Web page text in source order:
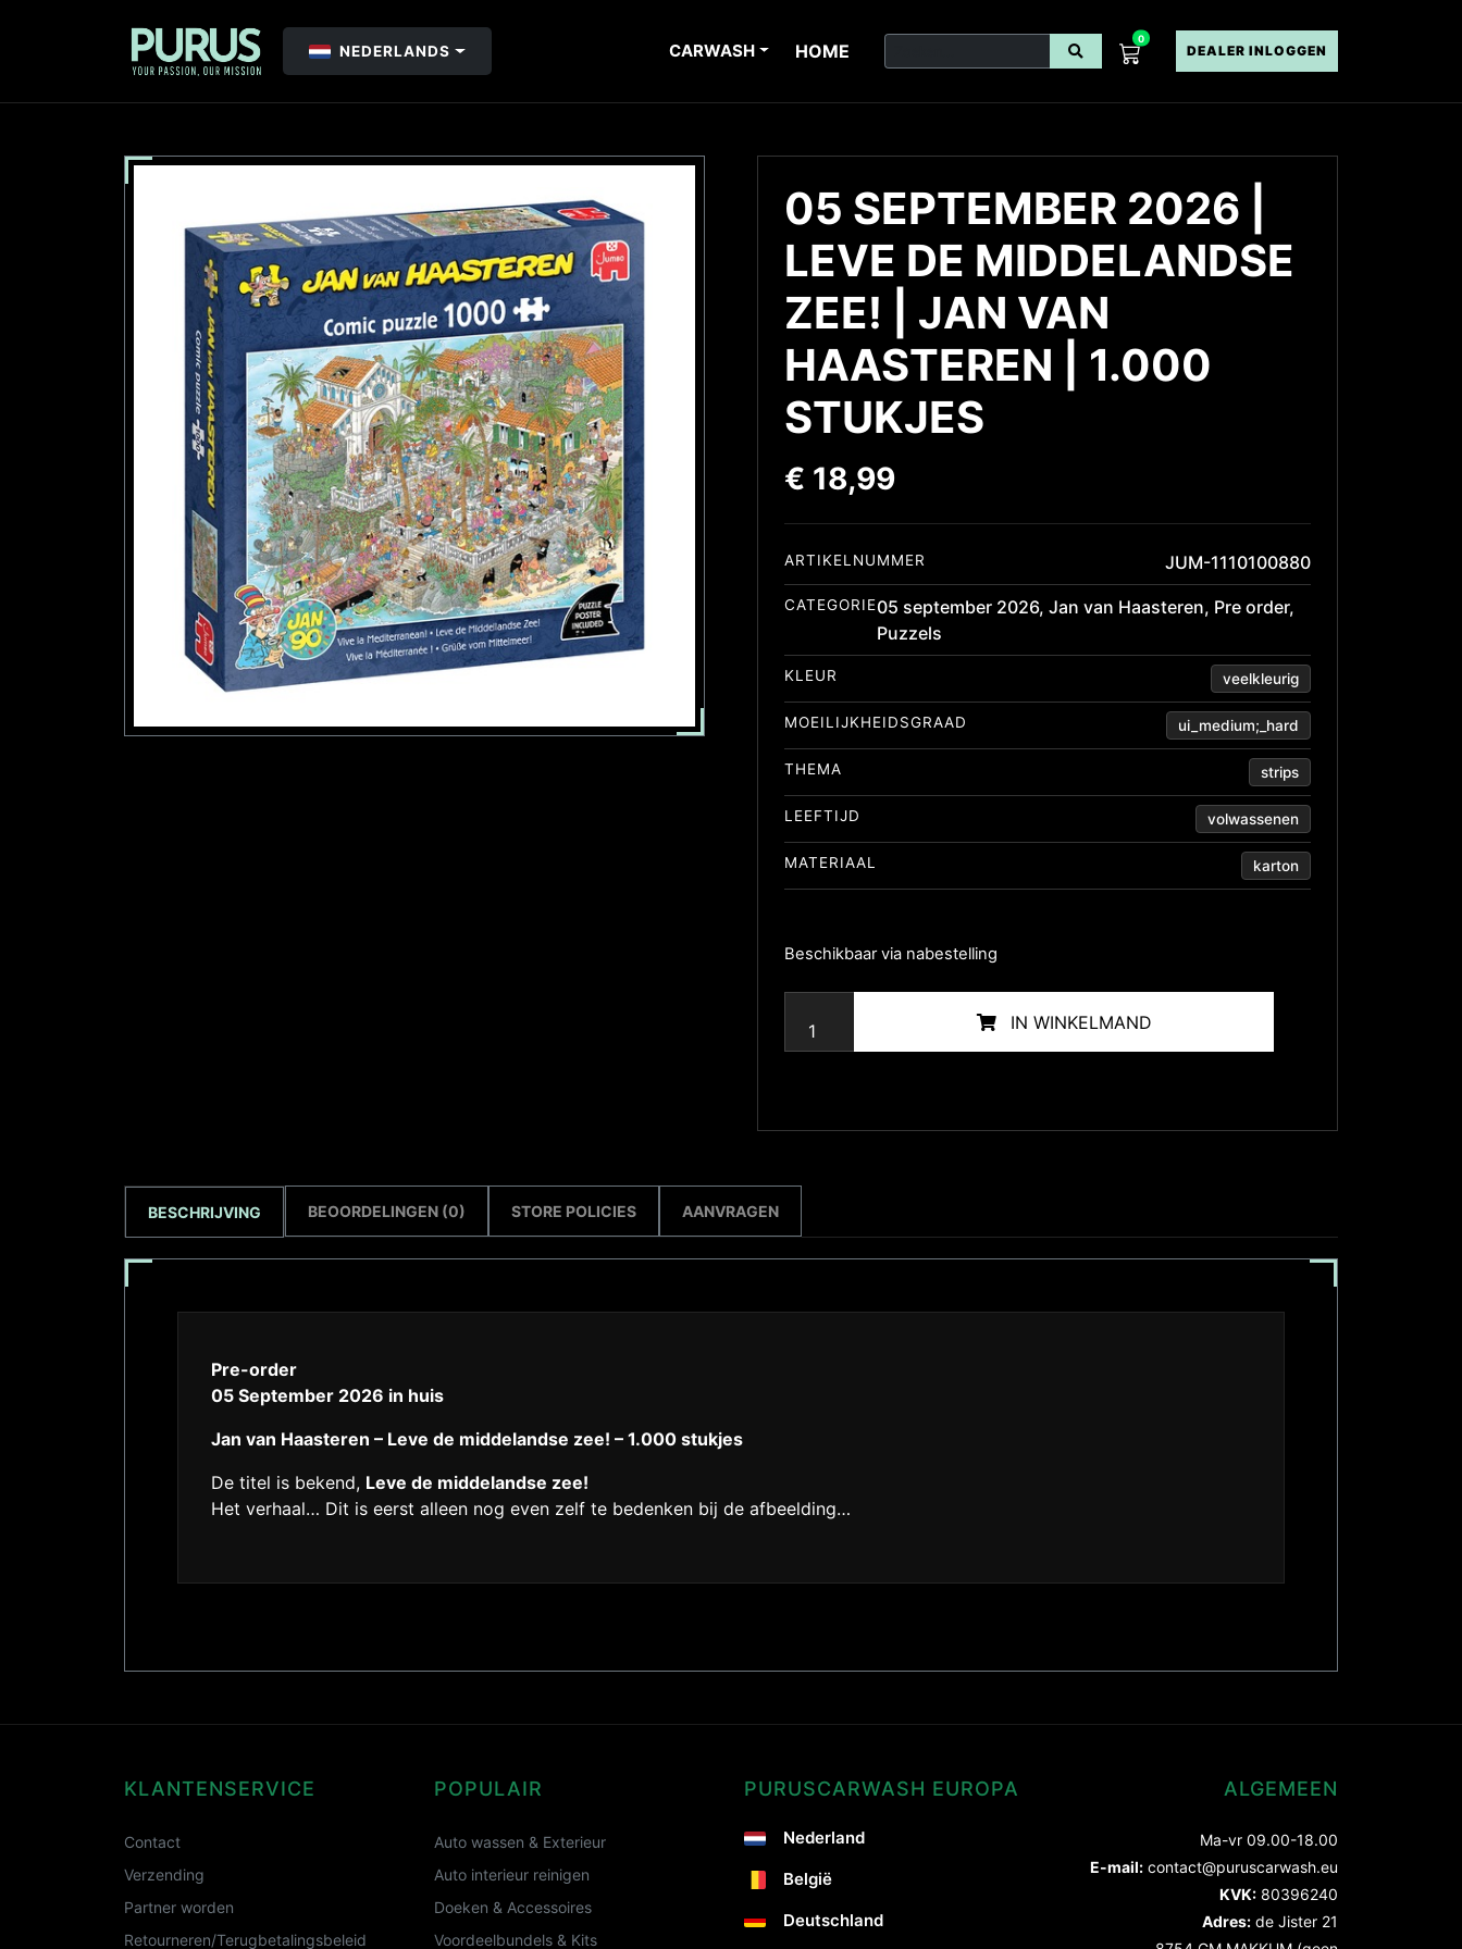
NEDERLANDS CARWASH HOME
0
DEALER INLOGGEN
05 SEPTEMBER 2026 |
LEVE DE MIDDELANDSE
ZEE! | JAN VAN
HAASTEREN | 1.000
STUKJES
€ 18,99
ARTIKELNUMMER JUM-1110100880
CATEGORIE05 september 2026, Jan van Haasteren, Pre order,
Puzzels
KLEUR veelkleurig
MOEILIJKHEIDSGRAAD ui_medium;_hard
THEMA strips
LEEFTIJD volwassenen
MATERIAAL karton
Beschikbaar via nabestelling
IN WINKELMAND
BESCHRIJVING BEOORDELINGEN (0) STORE POLICIES AANVRAGEN
Pre-order
05 September 2026 in huis
Jan van Haasteren – Leve de middelandse zee! – 1.000 stukjes
De titel is bekend, Leve de middelandse zee!
Het verhaal… Dit is eerst alleen nog even zelf te bedenken bij de afbeelding…
KLANTENSERVICE
Contact
Verzending
Partner worden
Retourneren/Terugbetalingsbeleid
POPULAIR
Auto wassen & Exterieur
Auto interieur reinigen
Doeken & Accessoires
Voordeelbundels & Kits
PURUSCARWASH EUROPA
Nederland
België
Deutschland
ALGEMEEN
Ma-vr 09.00-18.00
E-mail: contact@puruscarwash.eu
KVK: 80396240
Adres: de Jister 21